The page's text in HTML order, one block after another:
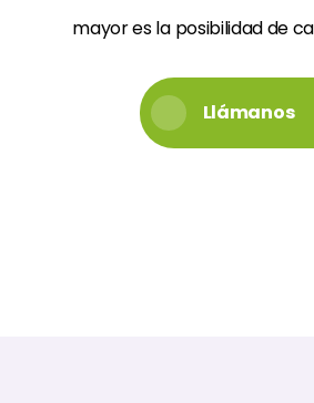
mayor es la posibilidad de
Llámanos